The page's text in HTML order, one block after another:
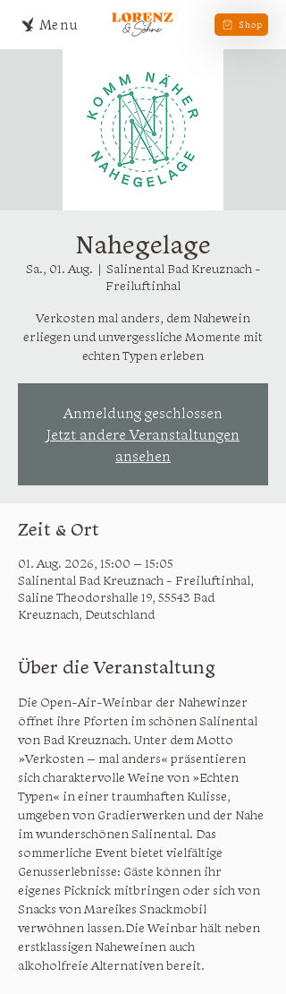
Menu Shop
Nahegelage
Sa., 01. Aug.
  |
Salinental Bad Kreuznach -
Freiluftinhal
Verkosten mal anders, dem Nahewein
erliegen und unvergessliche Momente mit
echten Typen erleben
Anmeldung geschlossen
Jetzt andere Veranstaltungen
ansehen
Zeit & Ort
01. Aug. 2026, 15:00 – 15:05
Salinental Bad Kreuznach - Freiluftinhal,
Saline Theodorshalle 19, 55543 Bad
Kreuznach, Deutschland
Über die Veranstaltung
Die Open-Air-Weinbar der Nahewinzer
öffnet ihre Pforten im schönen Salinental
von Bad Kreuznach. Unter dem Motto
»Verkosten – mal anders« präsentieren
sich charaktervolle Weine von »Echten
Typen« in einer traumhaften Kulisse,
umgeben von Gradierwerken und der Nahe
im wunderschönen Salinental. Das
sommerliche Event bietet vielfältige
Genusserlebnisse: Gäste können ihr
eigenes Picknick mitbringen oder sich von
Snacks von Mareikes Snackmobil
verwöhnen lassen. Die Weinbar hält neben
erstklassigen Naheweinen auch
alkoholfreie Alternativen bereit.